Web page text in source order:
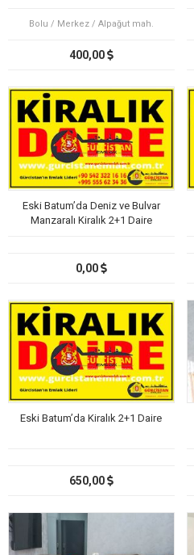
Bolu / Merkez / Alpağut mah.
400,00
Eski Batum’da Deniz ve Bulvar
Manzaralı Kiralık 2+1 Daire
0,00
Eski Batum’da Kiralık 2+1 Daire
650,00